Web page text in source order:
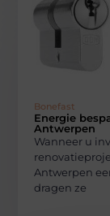
Bonefast
Energie
Antwerpen
Wanneer u
Antwerpen
dragen ze